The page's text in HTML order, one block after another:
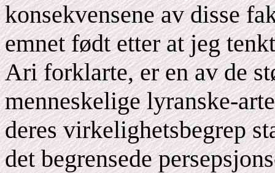
konsekvensene av disse
emnet født etter at jeg
Ari forklarte, er en av de
menneskelige lyranske-
deres virkelighetsbegrep
det begrensede